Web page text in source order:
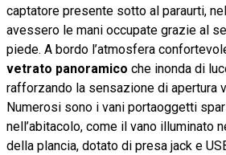
captatore presente sotto al paraurti,
avessero le mani occupate grazie al
piede. A bordo l’atmosfera
vetrato panoramico che inonda di
rafforzando la sensazione di apertura
Numerosi sono i vani portaoggetti
nell’abitacolo, come il vano illuminato
della plancia, dotato di presa jack e